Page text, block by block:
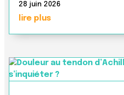
28 juin 2026
lire plus